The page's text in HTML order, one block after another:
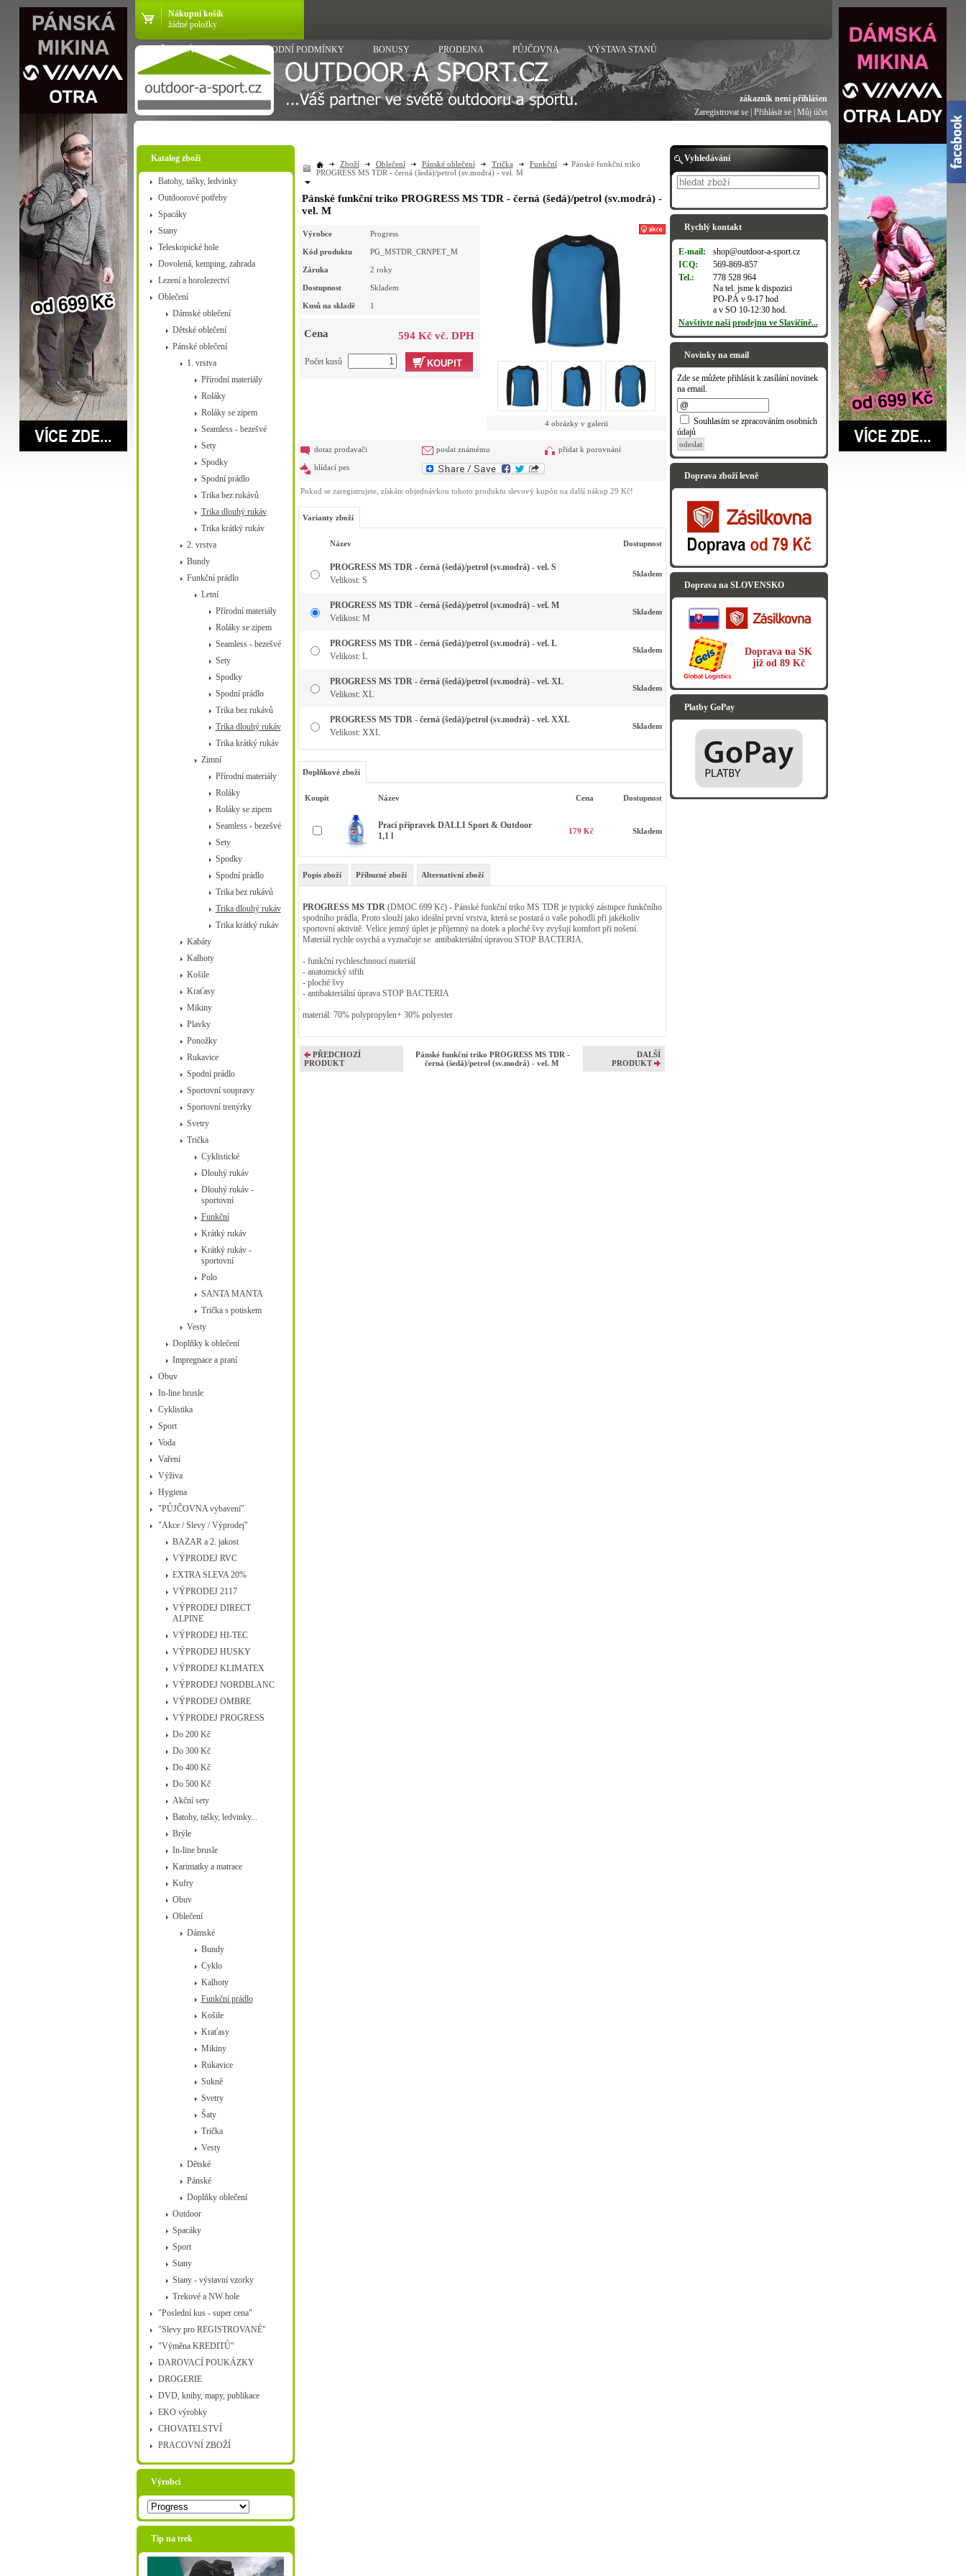
Nákupní košík
žádné položky
VŠE O NÁKUPU OBCHODNÍ PODMÍNKY BONUSY PRODEJNA PŮJČOVNA VÝSTAVA STANŮ
zákazník není přihlášen
Zaregistrovat se| Přihlásit se| Můj účet
Katalog zboží
Batohy, tašky, ledvinky
Outdoorové potřeby
Spacáky
Stany
Teleskopické hole
Dovolená, kemping, zahrada
Lezení a horolezectví
Oblečení
Dámské oblečení
Dětské oblečení
Pánské oblečení
1. vrstva
Přírodní materiály
Roláky
Roláky se zipem
Seamless - bezešvé
Sety
Spodky
Spodní prádlo
Trika bez rukávů
Trika dlouhý rukáv
Trika krátký rukáv
2. vrstva
Bundy
Funkční prádlo
Letní
Přírodní materiály
Roláky se zipem
Seamless - bezešvé
Sety
Spodky
Spodní prádlo
Trika bez rukávů
Trika dlouhý rukáv
Trika krátký rukáv
Zimní
Přírodní materiály
Roláky
Roláky se zipem
Seamless - bezešvé
Sety
Spodky
Spodní prádlo
Trika bez rukávů
Trika dlouhý rukáv
Trika krátký rukáv
Kabáty
Kalhoty
Košile
Kraťasy
Mikiny
Plavky
Ponožky
Rukavice
Spodní prádlo
Sportovní soupravy
Sportovní trenýrky
Svetry
Trička
Cyklistické
Dlouhý rukáv
Dlouhý rukáv -
sportovní
Funkční
Krátký rukáv
Krátký rukáv -
sportovní
Polo
SANTA MANTA
Trička s potiskem
Vesty
Doplňky k oblečení
Impregnace a praní
Obuv
In-line brusle
Cyklistika
Sport
Voda
Vaření
Výživa
Hygiena
"PŮJČOVNA vybavení"
"Akce / Slevy / Výprodej"
BAZAR a 2. jakost
VÝPRODEJ RVC
EXTRA SLEVA 20%
VÝPRODEJ 2117
VÝPRODEJ DIRECT
ALPINE
VÝPRODEJ HI-TEC
VÝPRODEJ HUSKY
VÝPRODEJ KLIMATEX
VÝPRODEJ NORDBLANC
VÝPRODEJ OMBRE
VÝPRODEJ PROGRESS
Do 200 Kč
Do 300 Kč
Do 400 Kč
Do 500 Kč
Akční sety
Batohy, tašky, ledvinky...
Brýle
In-line brusle
Karimatky a matrace
Kufry
Obuv
Oblečení
Dámské
Bundy
Cyklo
Kalhoty
Funkční prádlo
Košile
Kraťasy
Mikiny
Rukavice
Sukně
Svetry
Šaty
Trička
Vesty
Dětské
Pánské
Doplňky oblečení
Outdoor
Spacáky
Sport
Stany
Stany - výstavní vzorky
Trekové a NW hole
"Poslední kus - super cena"
"Slevy pro REGISTROVANÉ"
"Výměna KREDITŮ"
DAROVACÍ POUKÁZKY
DROGERIE
DVD, knihy, mapy, publikace
EKO výrobky
CHOVATELSTVÍ
PRACOVNÍ ZBOŽÍ
Výrobci
Tip na trek
Zboží Oblečení Pánské oblečení Trička Funkční
Pánské funkční triko
PROGRESS MS TDR - černá (šedá)/petrol (sv.modrá) - vel. M
Pánské funkční triko PROGRESS MS TDR - černá (šedá)/petrol (sv.modrá) -
vel. M
Výrobce Progress
Kód produktu PG_MSTDR_CRNPET_M
Záruka 2 roky
Dostupnost Skladem
Kusů na skladě 1
Cena 594 Kč vč. DPH
KOUPIT
Počet kusů
4 obrázky v galerii
dotaz prodavači poslat známému přidat k porovnání
hlídací pes
Pokud se zaregistrujete, získáte objednávkou tohoto produktu slevový kupón na další nákup 29 Kč!
Varianty zboží
Název Dostupnost
PROGRESS MS TDR - černá (šedá)/petrol (sv.modrá) - vel. S
Velikost: S
Skladem
PROGRESS MS TDR - černá (šedá)/petrol (sv.modrá) - vel. M
Velikost: M
Skladem
PROGRESS MS TDR - černá (šedá)/petrol (sv.modrá) - vel. L
Velikost: L
Skladem
PROGRESS MS TDR - černá (šedá)/petrol (sv.modrá) - vel. XL
Velikost: XL
Skladem
PROGRESS MS TDR - černá (šedá)/petrol (sv.modrá) - vel. XXL
Velikost: XXL
Skladem
Doplňkové zboží
Koupit Název Cena Dostupnost
Prací přípravek DALLI Sport & Outdoor
1,1 l
179 Kč Skladem
Popis zboží Příbuzné zboží Alternativní zboží
PROGRESS MS TDR(DMOC 699 Kč) - Pánské funkční triko MS TDR je typický zástupce funkčního
spodního prádla. Proto slouží jako ideální první vrstva, která se postará o vaše pohodlí při jakékoliv
sportovní aktivitě. Velice jemný úplet je příjemný na dotek a ploché švy zvyšují komfort při nošení.
Materiál rychle osychá a vyznačuje se antibakteriální úpravou STOP BACTERIA.
- funkční rychleschnoucí materiál
- anatomický střih
- ploché švy
- antibakteriální úprava STOP BACTERIA
materiál: 70% polypropylen+ 30% polyester
PŘEDCHOZÍ
PRODUKT
Pánské funkční triko PROGRESS MS TDR -
černá (šedá)/petrol (sv.modrá) - vel. M
DALŠÍ
PRODUKT
Vyhledávání
Rychlý kontakt
E-mail:
shop@outdoor-a-sport.cz
ICQ:
569-869-857
Tel.:
778 528 964
Na tel. jsme k dispozici
PO-PÁ v 9-17 hod
a v SO 10-12:30 hod.
Navštivte naši prodejnu ve Slavičíně...
Novinky na email
Zde se můžete přihlásit k zasílání novinek
na email.
Souhlasím se zpracováním osobních
údajů
odeslat
Doprava zboží levně
Doprava na SLOVENSKO
Doprava na SK
již od 89 Kč
Platby GoPay